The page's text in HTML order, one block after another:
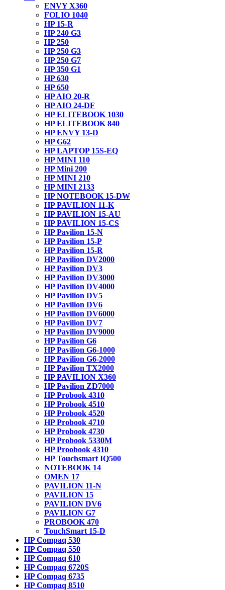
ENVY X360
FOLIO 1040
HP 15-R
HP 240 G3
HP 250
HP 250 G3
HP 250 G7
HP 350 G1
HP 630
HP 650
HP AIO 20-R
HP AIO 24-DF
HP ELITEBOOK 1030
HP ELITEBOOK 840
HP ENVY 13-D
HP G62
HP LAPTOP 15S-EQ
HP MINI 110
HP Mini 200
HP MINI 210
HP MINI 2133
HP NOTEBOOK 15-DW
HP PAVILION 11-K
HP PAVILION 15-AU
HP PAVILION 15-CS
HP Pavilion 15-N
HP Pavilion 15-P
HP Pavilion 15-R
HP Pavilion DV2000
HP Pavilion DV3
HP Pavilion DV3000
HP Pavilion DV4000
HP Pavilion DV5
HP Pavilion DV6
HP Pavilion DV6000
HP Pavilion DV7
HP Pavilion DV9000
HP Pavilion G6
HP Pavilion G6-1000
HP Pavilion G6-2000
HP Pavilion TX2000
HP PAVILION X360
HP Pavilion ZD7000
HP Probook 4310
HP Probook 4510
HP Probook 4520
HP Probook 4710
HP Probook 4730
HP Probook 5330M
HP Proobook 4310
HP Touchsmart IQ500
NOTEBOOK 14
OMEN 17
PAVILION 11-N
PAVILION 15
PAVILION DV6
PAVILION G7
PROBOOK 470
TouchSmart 15-D
HP Compaq 530
HP Compaq 550
HP Compaq 610
HP Compaq 6720S
HP Compaq 6735
HP Compaq 8510